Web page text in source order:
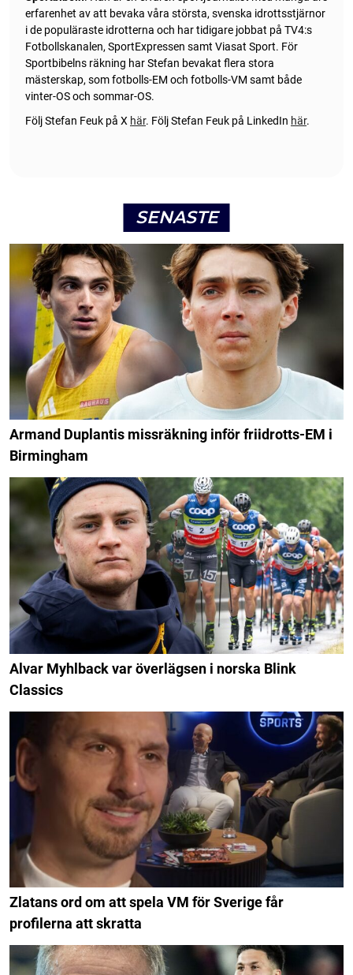
erfarenhet av att bevaka våra största, svenska idrottsstjärnor
i de populäraste idrotterna och har tidigare jobbat på TV4:s
Fotbollskanalen, SportExpressen samt Viasat Sport. För
Sportbibelns räkning har Stefan bevakat flera stora
mästerskap, som fotbolls-EM och fotbolls-VM samt både
vinter-OS och sommar-OS.
Följ Stefan Feuk på X här. Följ Stefan Feuk på LinkedIn här.
SENASTE
Armand Duplantis missräkning inför friidrotts-EM i
Birmingham
Alvar Myhlback var överlägsen i norska Blink
Classics
Zlatans ord om att spela VM för Sverige får
profilerna att skratta